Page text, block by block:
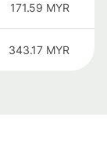
171.59 MYR
343.17 MYR